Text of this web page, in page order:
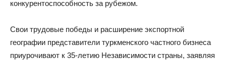
конкурентоспособность за рубежом.
Свои трудовые победы и расширение экспортной
географии представители туркменского частного бизнеса
приурочивают к 35-летию Независимости страны, заявляя